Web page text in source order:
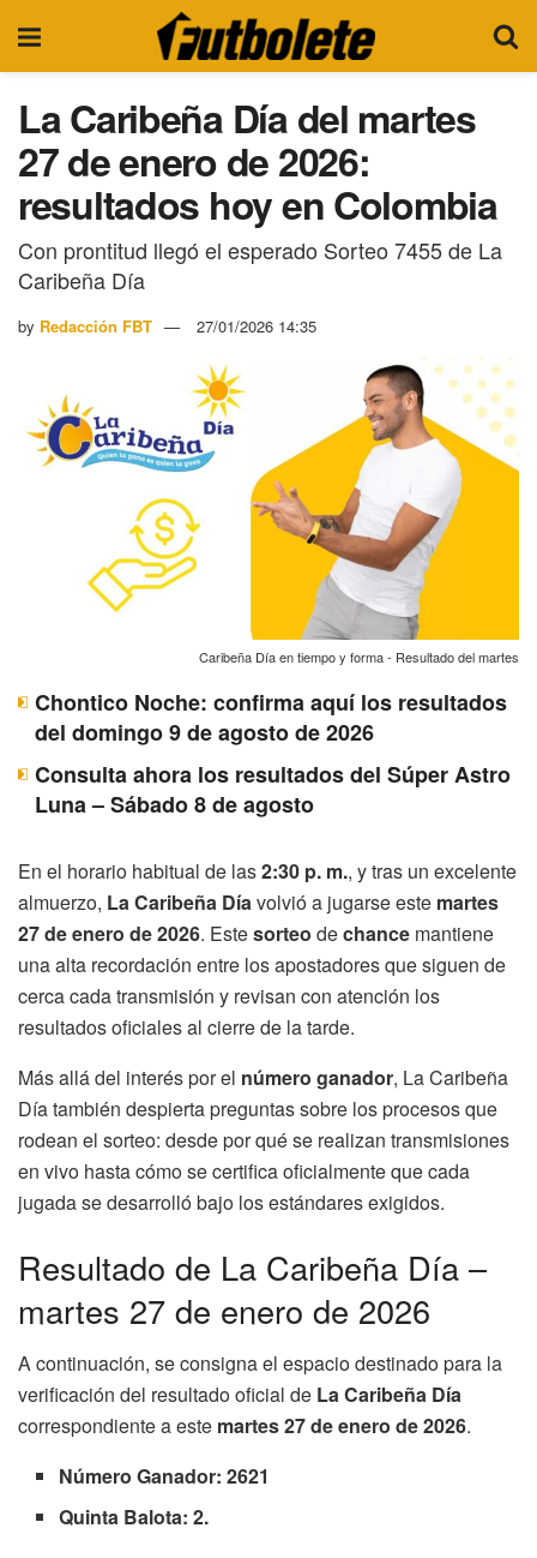
La Caribeña Día del martes
27 de enero de 2026:
resultados hoy en Colombia
Con prontitud llegó el esperado Sorteo 7455 de La
Caribeña Día
by Redacción FBT 27/01/2026 14:35
Caribeña Día en tiempo y forma - Resultado del martes
Chontico Noche: confirma aquí los resultados
del domingo 9 de agosto de 2026
Consulta ahora los resultados del Súper Astro
Luna – Sábado 8 de agosto
En el horario habitual de las2:30 p. m., y tras un excelente
almuerzo, La Caribeña Díavolvió a jugarse este martes
27 de enero de 2026. Estesorteo dechance mantiene
una alta recordación entre los apostadores que siguen de
cerca cada transmisión y revisan con atención los
resultados oficiales al cierre de la tarde.
Más allá del interés por el número ganador, La Caribeña
Día también despierta preguntas sobre los procesos que
rodean el sorteo: desde por qué se realizan transmisiones
en vivo hasta cómo se certifica oficialmente que cada
jugada se desarrolló bajo los estándares exigidos.
Resultado de La Caribeña Día –
martes 27 de enero de 2026
A continuación, se consigna el espacio destinado para la
verificación del resultado oficial de La Caribeña Día
correspondiente a este martes 27 de enero de 2026.
Número Ganador: 2621
Quinta Balota: 2.